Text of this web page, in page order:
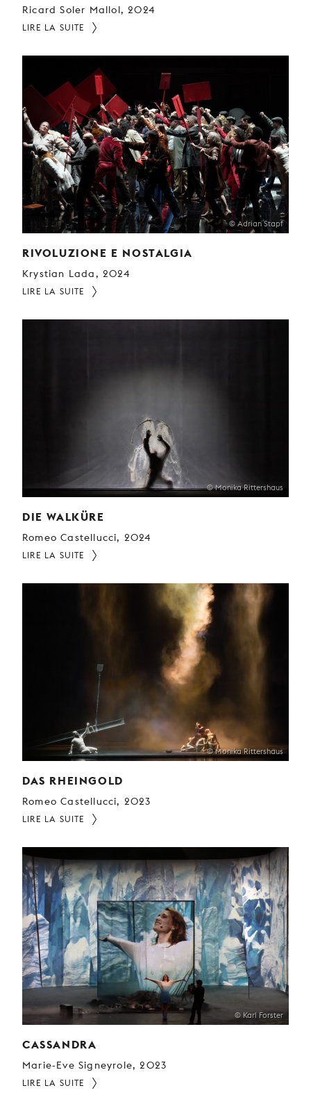
Ricard Soler Mallol, 2024
LIRE LA SUITE
© Adrian Stapf
RIVOLUZIONE E NOSTALGIA
Krystian Lada, 2024
LIRE LA SUITE
© Monika Rittershaus
DIE WALKÜRE
Romeo Castellucci, 2024
LIRE LA SUITE
© Monika Rittershaus
DAS RHEINGOLD
Romeo Castellucci, 2023
LIRE LA SUITE
© Karl Forster
CASSANDRA
Marie-Eve Signeyrole, 2023
LIRE LA SUITE